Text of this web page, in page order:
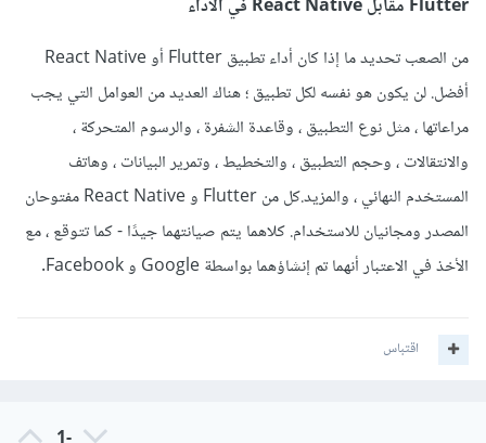
Flutter مقابل React Native في الأداء
من الصعب تحديد ما إذا كان أداء تطبيق Flutter أو React Native
أفضل. لن يكون هو نفسه لكل تطبيق ؛ هناك العديد من العوامل التي يجب
مراعاتها ، مثل نوع التطبيق ، وقاعدة الشفرة ، والرسوم المتحركة ،
والانتقالات ، وحجم التطبيق ، والتخطيط ، وتمرير البيانات ، وهاتف
المستخدم النهائي ، والمزيد.كل من Flutter و React Native مفتوحان
المصدر ومجانيان للاستخدام. كلاهما يتم صيانتهما جيدًا - كما تتوقع ، مع
الأخذ في الاعتبار أنهما تم إنشاؤهما بواسطة Google و Facebook.
اقتباس